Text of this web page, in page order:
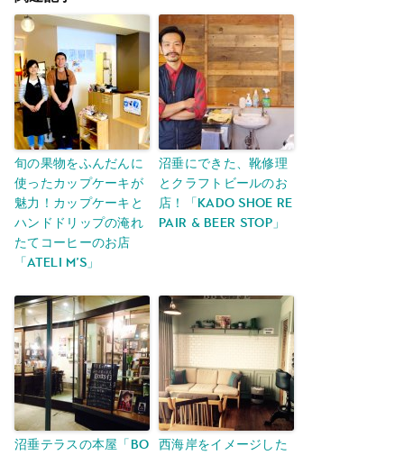
旬の果物をふんだんに
使ったカップケーキが
魅力！カップケーキと
ハンドドリップの淹れ
たてコーヒーのお店
「ateli M’s」
沼垂にできた、靴修理
とクラフトビールのお
店！「KADO shoe re
pair & beer stop」
沼垂テラスの本屋「BO
西海岸をイメージした